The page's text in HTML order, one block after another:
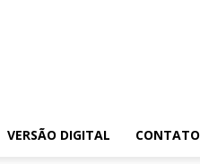
VERSÃO DIGITAL CONTATO